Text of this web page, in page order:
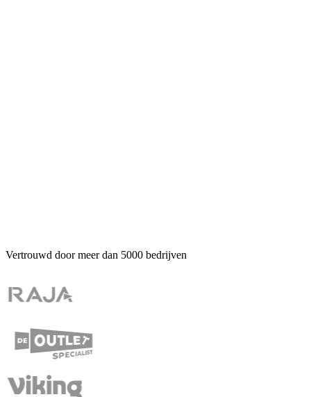
Vertrouwd door meer dan 5000 bedrijven